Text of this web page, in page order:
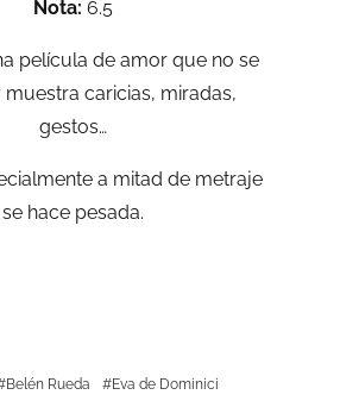
Nota: 6.5
película de amor que no se
caricias, miradas,
gestos…
a mitad de metraje
se hace pesada.
Belén Rueda
Eva de Dominici